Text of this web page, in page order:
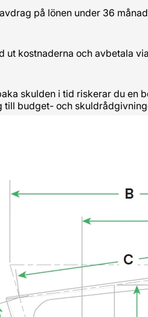
på lönen under 36
ut kostnaderna och avbetala
skulden i tid riskerar du en
till budget- och